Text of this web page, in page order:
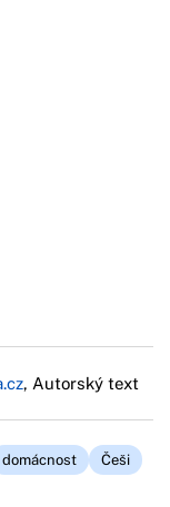
, Autorský text
domácnost
Češi